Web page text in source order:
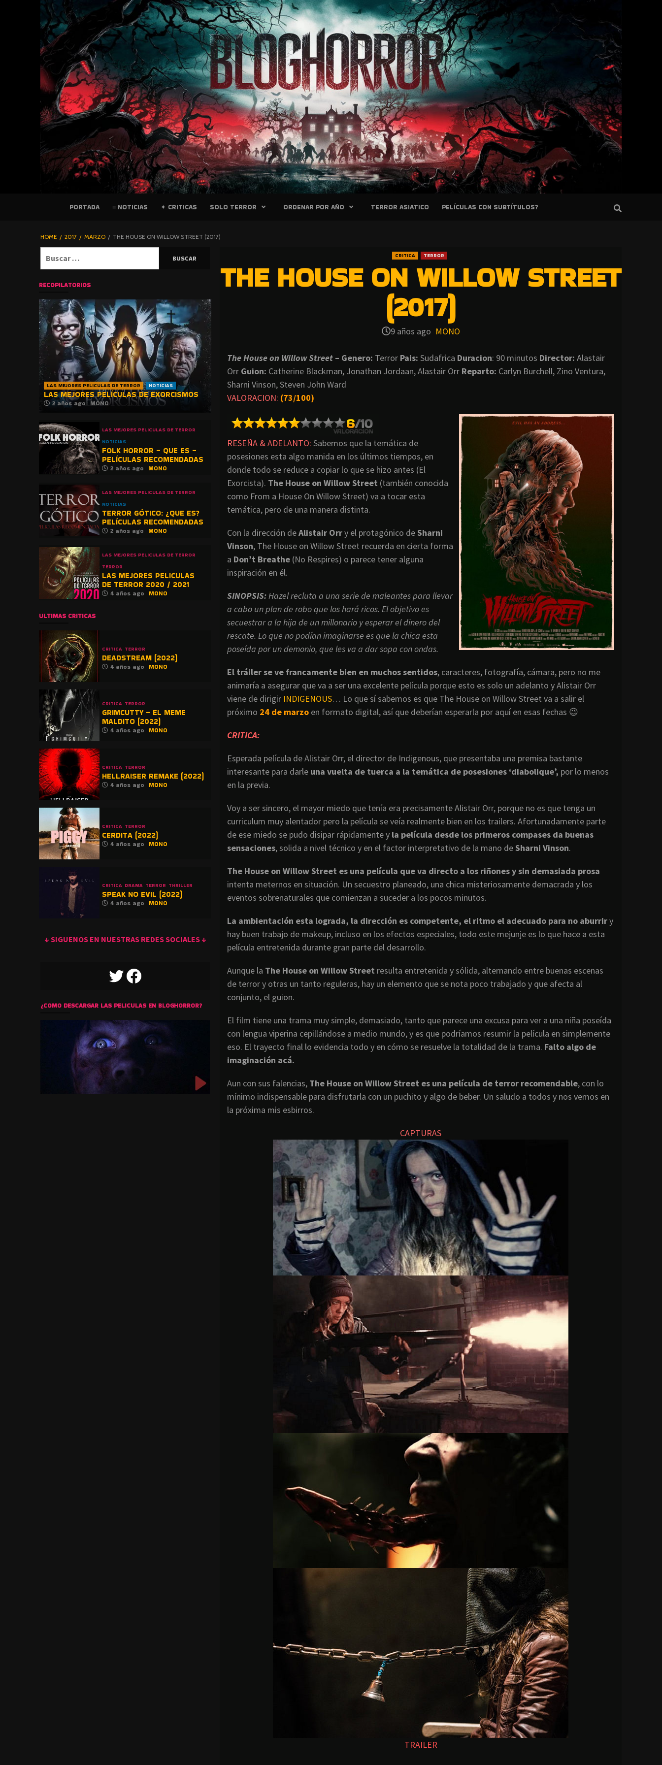
PELICULAS
BLOGHORROR
⋆
PORTADA ≡ NOTICIAS ✦ CRITICAS SOLO TERROR ORDENAR POR AÑO TERROR ASIATICO PELÍCULAS CON SUBTÍTULOS?
HOME 2017 MARZO THE HOUSE ON WILLOW STREET (2017)
CRITICA TERROR
THE HOUSE ON WILLOW STREET
(2017)
9 años ago MONO
The House on Willow Street – Genero: Terror Pais: Sudafrica Duracion: 90 minutos Director: Alastair
Orr Guion: Catherine Blackman, Jonathan Jordaan, Alastair Orr Reparto: Carlyn Burchell, Zino Ventura,
Sharni Vinson, Steven John Ward
VALORACION: (73/100)
RESEÑA & ADELANTO: Sabemos que la temática de
posesiones esta algo manida en los últimos tiempos, en
donde todo se reduce a copiar lo que se hizo antes (El
Exorcista). The House on Willow Street (también conocida
como From a House On Willow Street) va a tocar esta
temática, pero de una manera distinta.
Con la dirección deAlistair Orry el protagónico deSharni
Vinson, The House on Willow Street recuerda en cierta forma
a Don’t Breathe (No Respires) o parece tener alguna
inspiración en él.
SINOPSIS:Hazel recluta a una serie de maleantes para llevar
a cabo un plan de robo que los hará ricos. El objetivo es
secuestrar a la hija de un millonario y esperar el dinero del
rescate. Lo que no podían imaginarse es que la chica esta
poseída por un demonio, que les va a dar sopa con ondas.
El tráiler se ve francamente bien en muchos sentidos, caracteres, fotografía, cámara, pero no me
animaría a asegurar que va a ser una excelente película porque esto es solo un adelanto y Alistair Orr
viene de dirigir INDIGENOUS… Lo que sí sabemos es que The House on Willow Street va a salir el
próximo 24 de marzo en formato digital, así que deberían esperarla por aquí en esas fechas 😉
CRITICA:
Esperada película de Alistair Orr, el director de Indigenous, que presentaba una premisa bastante
interesante para darle una vuelta de tuerca a la temática de posesiones ‘diabolique’, por lo menos
en la previa.
Voy a ser sincero, el mayor miedo que tenía era precisamente Alistair Orr, porque no es que tenga un
curriculum muy alentador pero la película se veía realmente bien en los trailers. Afortunadamente parte
de ese miedo se pudo disipar rápidamente y la película desde los primeros compases da buenas
sensaciones, solida a nivel técnico y en el factor interpretativo de la mano deSharni Vinson.
The House on Willow Street es una película que va directo a los riñones y sin demasiada prosa
intenta meternos en situación. Un secuestro planeado, una chica misteriosamente demacrada y los
eventos sobrenaturales que comienzan a suceder a los pocos minutos.
La ambientación esta lograda, la dirección es competente, el ritmo el adecuado para no aburriry
hay buen trabajo de makeup, incluso en los efectos especiales, todo este mejunje es lo que hace a esta
película entretenida durante gran parte del desarrollo.
Aunque la The House on Willow Street resulta entretenida y sólida, alternando entre buenas escenas
de terror y otras un tanto reguleras, hay un elemento que se nota poco trabajado y que afecta al
conjunto, el guion.
El film tiene una trama muy simple, demasiado, tanto que parece una excusa para ver a una niña poseída
con lengua viperina cepillándose a medio mundo, y es que podríamos resumir la película en simplemente
eso. El trayecto final lo evidencia todo y en cómo se resuelve la totalidad de la trama. Falto algo de
imaginación acá.
Aun con sus falencias, The House on Willow Street es una película de terror recomendable, con lo
mínimo indispensable para disfrutarla con un puchito y algo de beber. Un saludo a todos y nos vemos en
la próxima mis esbirros.
CAPTURAS
TRAILER
RECOPILATORIOS
LAS MEJORES PELICULAS DE TERROR NOTICIAS
LAS MEJORES PELÍCULAS DE EXORCISMOS
2 años ago MONO
LAS MEJORES PELICULAS DE TERROR
NOTICIAS
FOLK HORROR – QUE ES –
PELÍCULAS RECOMENDADAS
2 años ago MONO
LAS MEJORES PELICULAS DE TERROR
NOTICIAS
TERROR GÓTICO: ¿QUE ES?
PELÍCULAS RECOMENDADAS
2 años ago MONO
LAS MEJORES PELICULAS DE TERROR
TERROR
LAS MEJORES PELICULAS
DE TERROR 2020 / 2021
4 años ago MONO
ULTIMAS CRITICAS
CRITICA TERROR
DEADSTREAM (2022)
4 años ago MONO
CRITICA TERROR
GRIMCUTTY – EL MEME
MALDITO (2022)
4 años ago MONO
CRITICA TERROR
HELLRAISER REMAKE (2022)
4 años ago MONO
CRITICA TERROR
CERDITA (2022)
4 años ago MONO
CRITICA DRAMA TERROR THRILLER
SPEAK NO EVIL (2022)
4 años ago MONO
↓ SIGUENOS EN NUESTRAS REDES SOCIALES ↓
TWITTERFACEBOOK
¿COMO DESCARGAR LAS PELICULAS EN BLOGHORROR?